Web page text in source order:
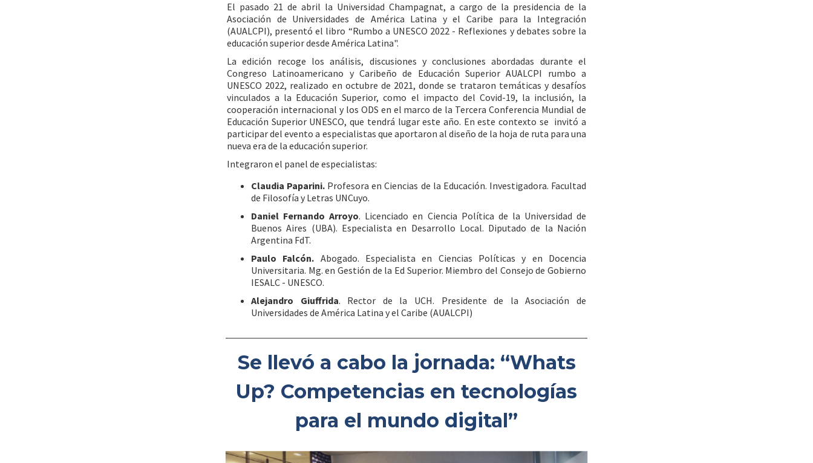
El pasado 21 de abril la Universidad Champagnat, a cargo de la presidencia de la
Asociación de Universidades de América Latina y el Caribe para la Integración
(AUALCPI), presentó el libro “Rumbo a UNESCO 2022 - Reflexiones y debates sobre la
educación superior desde América Latina".
La edición recoge los análisis, discusiones y conclusiones abordadas durante el
Congreso Latinoamericano y Caribeño de Educación Superior AUALCPI rumbo a
UNESCO 2022, realizado en octubre de 2021, donde se trataron temáticas y desafíos
vinculados a la Educación Superior, como el impacto del Covid-19, la inclusión, la
cooperación internacional y los ODS en el marco de la Tercera Conferencia Mundial de
Educación Superior UNESCO, que tendrá lugar este año. En este contexto se invitó a
participar del evento a especialistas que aportaron al diseño de la hoja de ruta para una
nueva era de la educación superior.
Integraron el panel de especialistas:
Claudia Paparini. Profesora en Ciencias de la Educación. Investigadora. Facultad
de Filosofía y Letras UNCuyo.
Daniel Fernando Arroyo. Licenciado en Ciencia Política de la Universidad de
Buenos Aires (UBA). Especialista en Desarrollo Local. Diputado de la Nación
Argentina FdT.
Paulo Falcón. Abogado. Especialista en Ciencias Políticas y en Docencia
Universitaria. Mg. en Gestión de la Ed Superior. Miembro del Consejo de Gobierno
IESALC - UNESCO.
Alejandro Giuffrida. Rector de la UCH. Presidente de la Asociación de
Universidades de América Latina y el Caribe (AUALCPI)
Se llevó a cabo la jornada: “Whats
Up? Competencias en tecnologías
para el mundo digital”